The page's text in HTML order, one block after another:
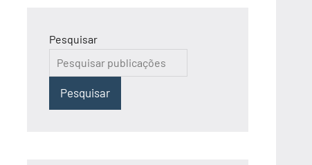
Pesquisar
Pesquisar